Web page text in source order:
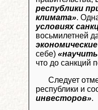
республики
климата».
условиях
восьмилетней
себе)
что до санкций
Следует
республики и
инвесторов».